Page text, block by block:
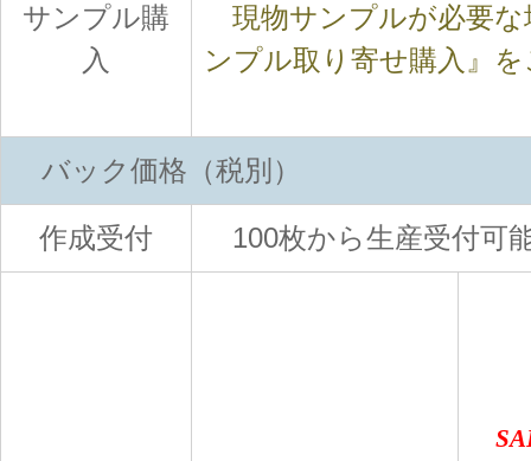
サンプル購
入
現物サンプルが必要な
ンプル取り寄せ購入』
バック価格（税別）
作成受付 100枚から生産受付可